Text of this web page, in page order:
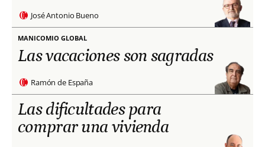
José Antonio Bueno
MANICOMIO GLOBAL
Las vacaciones son sagradas
Ramón de España
Las dificultades para
comprar una vivienda